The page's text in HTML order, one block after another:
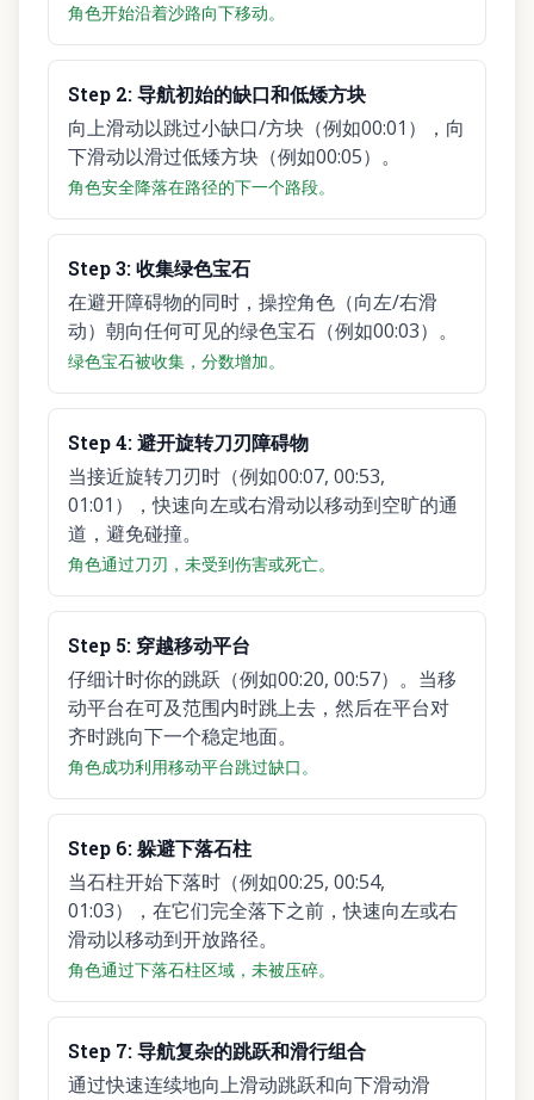
角色开始沿着沙路向下移动。
Step 2:导航初始的缺口和低矮方块
向上滑动以跳过小缺口/方块（例如00:01），向
下滑动以滑过低矮方块（例如00:05）。
角色安全降落在路径的下一个路段。
Step3:收集绿色宝石
在避开障碍物的同时，操控角色（向左/右滑
动）朝向任何可见的绿色宝石（例如00:03）。
绿色宝石被收集，分数增加。
Step4:避开旋转刀刃障碍物
当接近旋转刀刃时（例如00:07, 00:53,
01:01），快速向左或右滑动以移动到空旷的通
道，避免碰撞。
角色通过刀刃，未受到伤害或死亡。
Step 5: 穿越移动平台
仔细计时你的跳跃（例如00:20, 00:57）。当移
动平台在可及范围内时跳上去，然后在平台对
齐时跳向下一个稳定地面。
角色成功利用移动平台跳过缺口。
Step 6:躲避下落石柱
当石柱开始下落时（例如00:25, 00:54,
01:03），在它们完全落下之前，快速向左或右
滑动以移动到开放路径。
角色通过下落石柱区域，未被压碎。
Step 7:导航复杂的跳跃和滑行组合
通过快速连续地向上滑动跳跃和向下滑动滑